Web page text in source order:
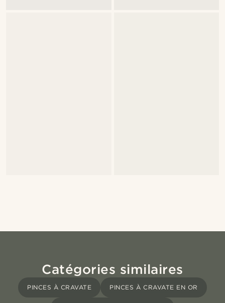
Catégories similaires
PINCES À CRAVATE PINCES À CRAVATE EN OR